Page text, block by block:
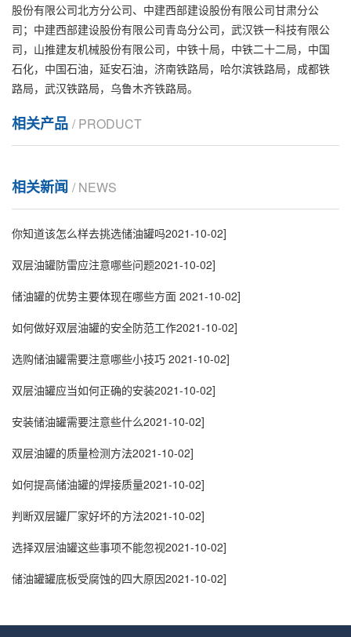
股份有限公司北方分公司、中建西部建设股份有限公司甘肃分公
司；中建西部建设股份有限公司青岛分公司，武汉铁一科技有限公
司，山推建友机械股份有限公司，中铁十局，中铁二十二局，中国
石化，中国石油，延安石油，济南铁路局，哈尔滨铁路局，成都铁
路局，武汉铁路局，乌鲁木齐铁路局。
相关产品 / PRODUCT
相关新闻 / NEWS
你知道该怎么样去挑选储油罐吗2021-10-02]
双层油罐防雷应注意哪些问题2021-10-02]
储油罐的优势主要体现在哪些方面 2021-10-02]
如何做好双层油罐的安全防范工作2021-10-02]
选购储油罐需要注意哪些小技巧 2021-10-02]
双层油罐应当如何正确的安装2021-10-02]
安装储油罐需要注意些什么2021-10-02]
双层油罐的质量检测方法2021-10-02]
如何提高储油罐的焊接质量2021-10-02]
判断双层罐厂家好坏的方法2021-10-02]
选择双层油罐这些事项不能忽视2021-10-02]
储油罐罐底板受腐蚀的四大原因2021-10-02]